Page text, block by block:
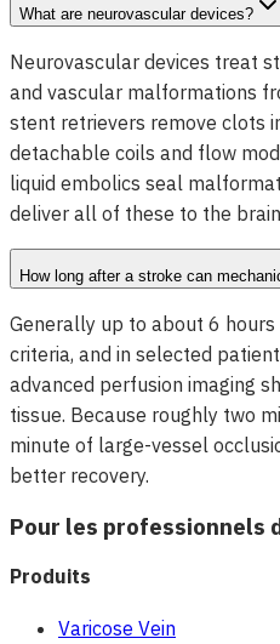
What are neurovascular devices?
Neurovascular devices treat
and vascular malformations
stent retrievers remove clots
detachable coils and flow
liquid embolics seal
deliver all of these to the
How long after a stroke can
Generally up to about 6
criteria, and in selected
advanced perfusion imaging
tissue. Because roughly two
minute of large-vessel
better recovery.
Pour les professionnels
Produits
Varicose Vein